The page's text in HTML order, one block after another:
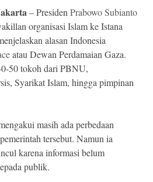
– Presiden Prabowo Subianto
organisasi Islam ke Istana
alasan Indonesia
atau Dewan Perdamaian Gaza.
50 tokoh dari PBNU,
Syarikat Islam, hingga pimpinan
masih ada perbedaan
tersebut. Namun ia
karena informasi belum
publik.